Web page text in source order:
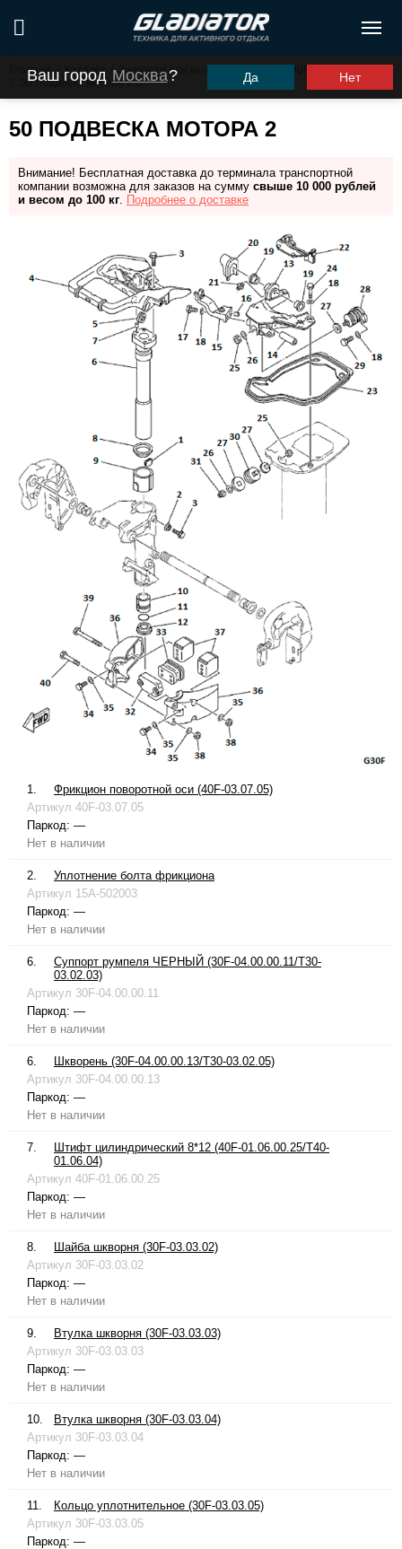
Ваш город Москва? Да Нет
Главная / Каталог Запчасти для моторов ПЛМ
G30FHS (G30FES)
50 Подвеска мотора 2
50 ПОДВЕСКА МОТОРА 2
Внимание! Бесплатная доставка до терминала транспортной
компании возможна для заказов на сумму свыше 10 000 рублей
и весом до 100 кг. Подробнее о доставке
1.
Фрикцион поворотной оси (40F-03.07.05)
Артикул 40F-03.07.05
Паркод: —
Нет в наличии
2.
Уплотнение болта фрикциона
Артикул 15A-502003
Паркод: —
Нет в наличии
6.
Суппорт румпеля ЧЕРНЫЙ (30F-04.00.00.11/T30-
03.02.03)
Артикул 30F-04.00.00.11
Паркод: —
Нет в наличии
6.
Шкворень (30F-04.00.00.13/T30-03.02.05)
Артикул 30F-04.00.00.13
Паркод: —
Нет в наличии
7.
Штифт цилиндрический 8*12 (40F-01.06.00.25/T40-
01.06.04)
Артикул 40F-01.06.00.25
Паркод: —
Нет в наличии
8.
Шайба шкворня (30F-03.03.02)
Артикул 30F-03.03.02
Паркод: —
Нет в наличии
9.
Втулка шкворня (30F-03.03.03)
Артикул 30F-03.03.03
Паркод: —
Нет в наличии
10.
Втулка шкворня (30F-03.03.04)
Артикул 30F-03.03.04
Паркод: —
Нет в наличии
11.
Кольцо уплотнительное (30F-03.03.05)
Артикул 30F-03.03.05
Паркод: —